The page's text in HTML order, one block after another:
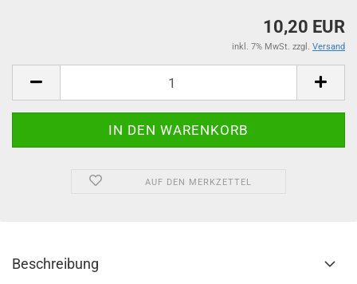
10,20 EUR
inkl. 7% MwSt. zzgl. Versand
AUF DEN MERKZETTEL
Beschreibung